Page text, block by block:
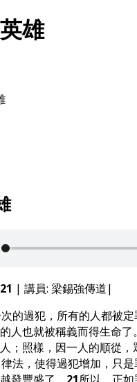
雄
| 講員: 梁錫強傳道|
的過犯，所有的人都被
人也就被稱義而得生命了。
；照樣，因一人的順從，
法，使得過犯增加，只